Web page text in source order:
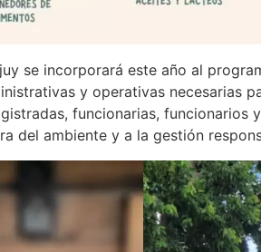
se incorporará este año al
y operativas necesarias
funcionarias, funcionarios
del ambiente y a la gestión